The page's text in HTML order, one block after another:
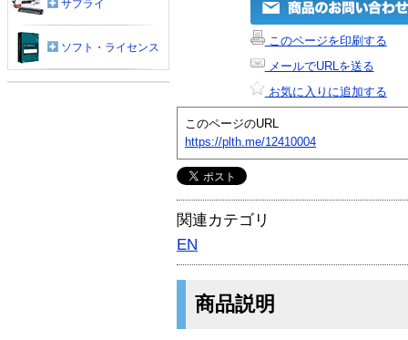
このページを印刷する
メールでURLを送る
お気に入りに追加する
このページのURL
https://plth.me/12410004
関連カテゴリ
EN
商品説明
サプライ
ソフト・ライセンス